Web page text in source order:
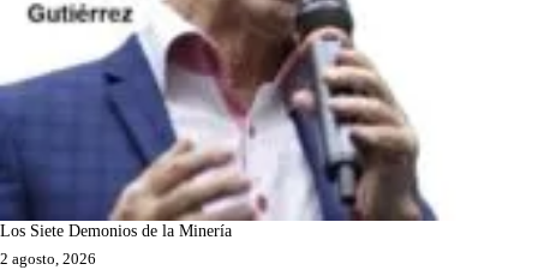
Los Siete Demonios de la Minería
2 agosto, 2026